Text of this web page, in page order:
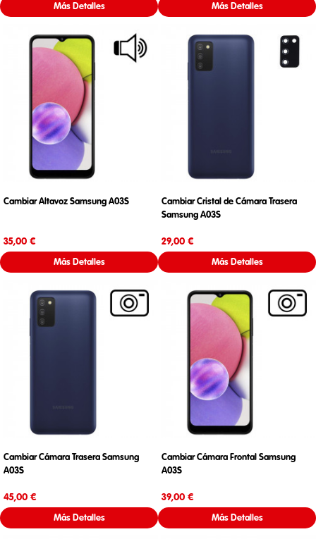
Más Detalles Más Detalles
Cambiar Altavoz Samsung A03S
35,00 €
Más Detalles
Cambiar Cristal de Cámara Trasera
Samsung A03S
29,00 €
Más Detalles
Cambiar Cámara Trasera Samsung
A03S
45,00 €
Más Detalles
Cambiar Cámara Frontal Samsung
A03S
39,00 €
Más Detalles